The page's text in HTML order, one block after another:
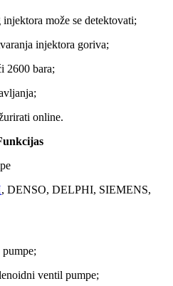
može se detektovati;
injektora goriva;
2600 bara;
online.
s
, DENSO, DELPHI, SIEMENS,
ventil pumpe;